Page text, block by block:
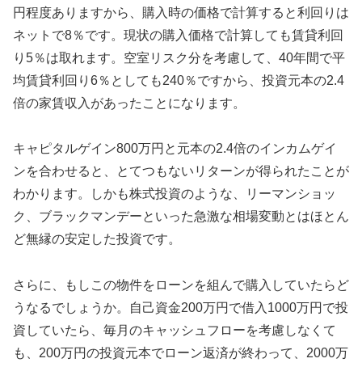
円程度ありますから、購入時の価格で計算すると利回りは
ネットで8％です。現状の購入価格で計算しても賃貸利回
り5％は取れます。空室リスク分を考慮して、40年間で平
均賃貸利回り6％としても240％ですから、投資元本の2.4
倍の家賃収入があったことになります。
キャピタルゲイン800万円と元本の2.4倍のインカムゲイ
ンを合わせると、とてつもないリターンが得られたことが
わかります。しかも株式投資のような、リーマンショッ
ク、ブラックマンデーといった急激な相場変動とはほとん
ど無縁の安定した投資です。
さらに、もしこの物件をローンを組んで購入していたらど
うなるでしょうか。自己資金200万円で借入1000万円で投
資していたら、毎月のキャッシュフローを考慮しなくて
も、200万円の投資元本でローン返済が終わって、2000万